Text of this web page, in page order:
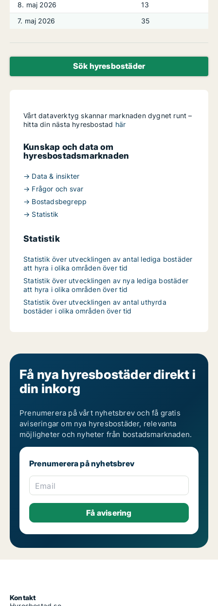
8. maj 2026
13
7. maj 2026
35
Sök hyresbostäder
Vårt dataverktyg skannar marknaden dygnet runt –
hitta din nästa hyresbostad här
Kunskap och data om
hyresbostadsmarknaden
→ Data & insikter
→ Frågor och svar
→ Bostadsbegrepp
→ Statistik
Statistik
Statistik över utvecklingen av antal lediga bostäder
att hyra i olika områden över tid
Statistik över utvecklingen av nya lediga bostäder
att hyra i olika områden över tid
Statistik över utvecklingen av antal uthyrda
bostäder i olika områden över tid
Få nya hyresbostäder direkt i
din inkorg
Prenumerera på vårt nyhetsbrev och få gratis
aviseringar om nya hyresbostäder, relevanta
möjligheter och nyheter från bostadsmarknaden.
Prenumerera på nyhetsbrev
Email
Kontakt